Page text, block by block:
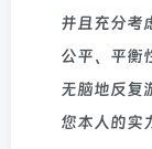
并且充分考
公平、平衡
无脑地反复
您本人的实